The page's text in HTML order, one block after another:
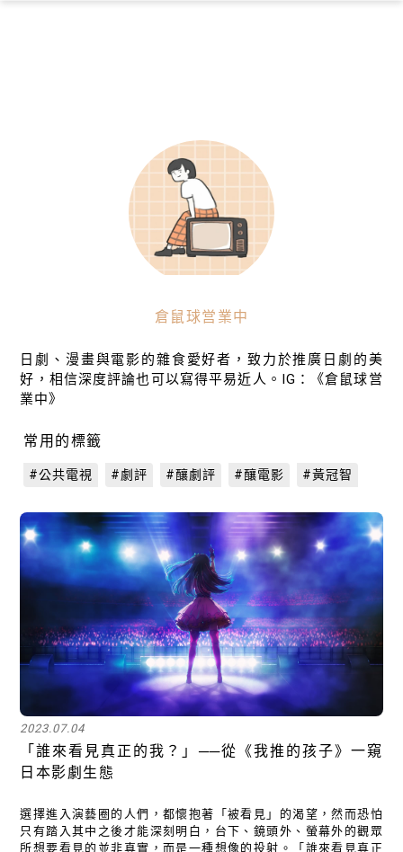
倉鼠球営業中
日劇、漫畫與電影的雜食愛好者，致力於推廣日劇的美
好，相信深度評論也可以寫得平易近人。IG：《倉鼠球営
業中》
常用的標籤
#公共電視 #劇評 #釀劇評 #釀電影 #黃冠智
2023.07.04
「誰來看見真正的我？」──從《我推的孩子》一窺
日本影劇生態
選擇進入演藝圈的人們，都懷抱著「被看見」的渴望，然而恐怕
只有踏入其中之後才能深刻明白，台下、鏡頭外、螢幕外的觀眾
所想要看見的並非真實，而是一種想像的投射。「誰來看見真正